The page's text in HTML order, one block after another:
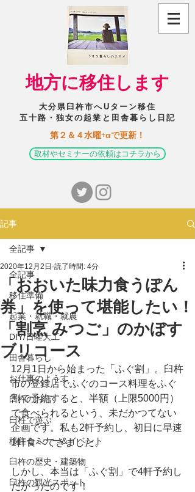
​地方に移住します
大分県臼杵市へUターン移住
五十路・独女の起業と田舎暮らし日記
​第２＆４水曜+αで更新！
取材やセミナーの依頼はコチラから
記事
全記事
移住準備
起業・就職・就農
DIY/日曜大工
田舎暮らし
お仕事のようす
臼杵のお店
臼杵で遊ぶ
移住セミナー＆イベント
臼杵の歴史・建築物
臼杵の観光スポット
全記事
「おおいた味力食うぽん
券」を使って堪能したい！
「割烹 みつご」のかぼす
ブリコース
2020年12月2日 読了時間: 4分
12月1日から始まった「ふぐ割」。臼杵
市の登録店でふぐのコース料理をふぐ
割で予約すると、半額（上限5000円）
で食べられるという、未だかつてない
企画です。私も2軒予約し、初日に早速
1軒食べてきました。
しかし、本当は「ふぐ割」で4軒予約し
たかったのです！